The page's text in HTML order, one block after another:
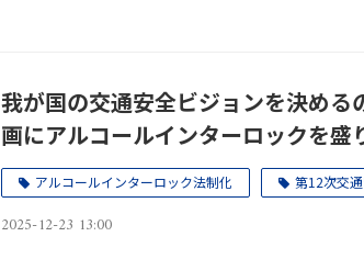
我が国の交通安全ビジョンを決め
画にアルコールインターロックを盛
アルコールインターロック法制化 第12次交
2025-12-23 13:00